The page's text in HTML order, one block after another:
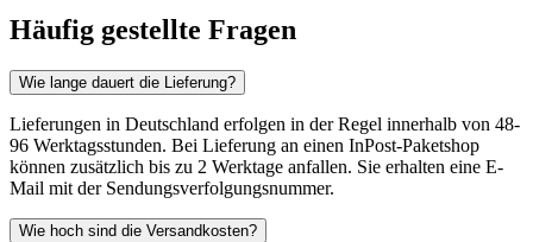
Häufig gestellte Fragen
Wie lange dauert die Lieferung?
Lieferungen in Deutschland erfolgen in der Regel innerhalb von 48-
96 Werktagsstunden. Bei Lieferung an einen InPost-Paketshop
können zusätzlich bis zu 2 Werktage anfallen. Sie erhalten eine E-
Mail mit der Sendungsverfolgungsnummer.
Wie hoch sind die Versandkosten?